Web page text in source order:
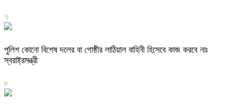
৭
পুলিশ কোনো বিশেষ দলের বা গোষ্ঠীর লাঠিয়াল বাহিনী হিসেবে কাজ করবে নাঃ
স্বরাষ্ট্রমন্ত্রী
৮